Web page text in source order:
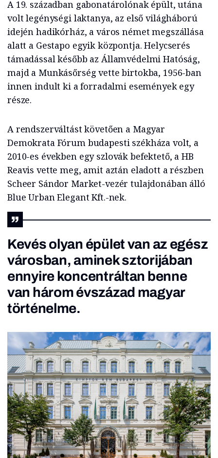
A 19. században gabonatárolónak épült, utána
volt legénységi laktanya, az első világháború
idején hadikórház, a város német megszállása
alatt a Gestapo egyik központja. Helycserés
támadással később az Államvédelmi Hatóság,
majd a Munkásőrség vette birtokba, 1956-ban
innen indult ki a forradalmi események egy
része.
A rendszerváltást követően a Magyar
Demokrata Fórum budapesti székháza volt, a
2010-es években egy szlovák befektető, a HB
Reavis vette meg, amit aztán eladott a részben
Scheer Sándor Market-vezér tulajdonában álló
Blue Urban Elegant Kft.-nek.
Kevés olyan épület van az egész
városban, aminek sztorijában
ennyire koncentráltan benne
van három évszázad magyar
történelme.